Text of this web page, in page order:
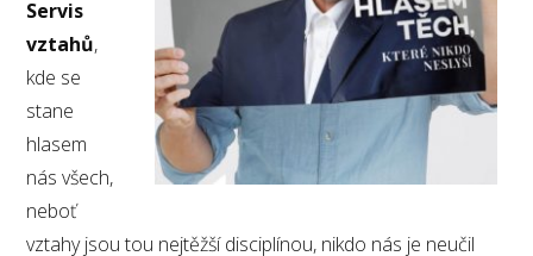
Servis
vztahů,
kde se
stane
hlasem
nás všech,
neboť
vztahy jsou tou nejtěžší disciplínou, nikdo nás je neučil